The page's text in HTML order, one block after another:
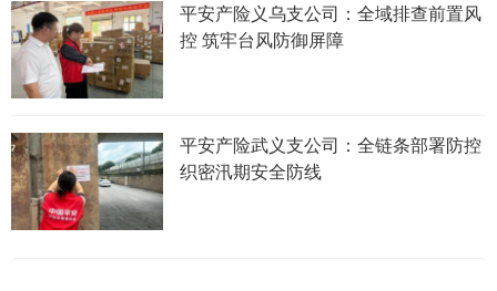
平安产险义乌支公司：全域排查前置风
控 筑牢台风防御屏障
平安产险武义支公司：全链条部署防控
织密汛期安全防线